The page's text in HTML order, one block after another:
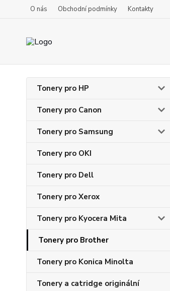
O nás Obchodní podmínky Kontakty
Tonery pro HP
Tonery pro Canon
Tonery pro Samsung
Tonery pro OKI
Tonery pro Dell
Tonery pro Xerox
Tonery pro Kyocera Mita
Tonery pro Brother
Tonery pro Konica Minolta
Tonery a catridge originální